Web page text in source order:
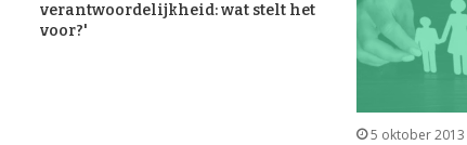
verantwoordelijkheid: wat stelt het
voor?'
5 oktober 2013